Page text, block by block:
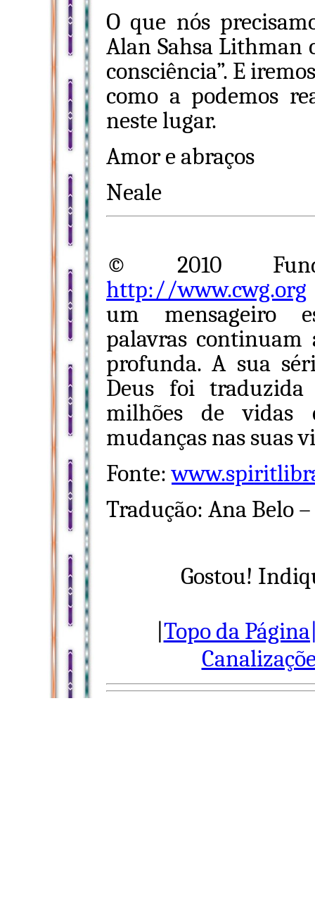
O que nós
Alan Sahsa Lithman
consciência”. E
como a podemos
neste lugar.
Amor e abraços
Neale
© 2010
http://www.cwg.org
um mensageiro
palavras
profunda. A sua
Deus foi
milhões de vidas
mudanças nas suas
Fonte:
Tradução: Ana Belo –
Gostou!
|Topo da